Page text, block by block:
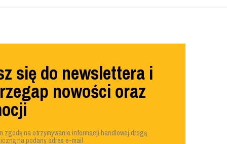
się do newslettera i
nowości oraz
zgodę na otrzymywanie informacji handlowej drogą
na podany adres e-mail